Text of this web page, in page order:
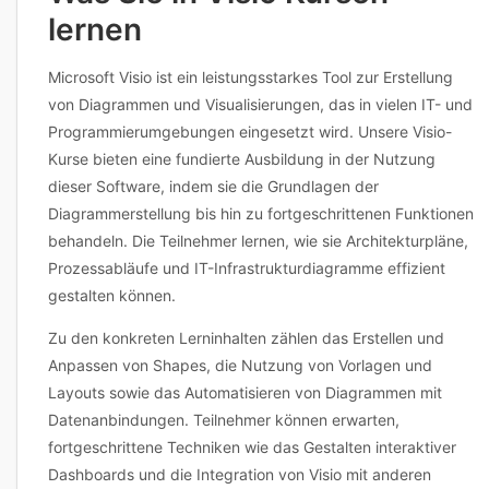
lernen
Microsoft Visio ist ein leistungsstarkes Tool zur Erstellung
von Diagrammen und Visualisierungen, das in vielen IT- und
Programmierumgebungen eingesetzt wird. Unsere Visio-
Kurse bieten eine fundierte Ausbildung in der Nutzung
dieser Software, indem sie die Grundlagen der
Diagrammerstellung bis hin zu fortgeschrittenen Funktionen
behandeln. Die Teilnehmer lernen, wie sie Architekturpläne,
Prozessabläufe und IT-Infrastrukturdiagramme effizient
gestalten können.
Zu den konkreten Lerninhalten zählen das Erstellen und
Anpassen von Shapes, die Nutzung von Vorlagen und
Layouts sowie das Automatisieren von Diagrammen mit
Datenanbindungen. Teilnehmer können erwarten,
fortgeschrittene Techniken wie das Gestalten interaktiver
Dashboards und die Integration von Visio mit anderen